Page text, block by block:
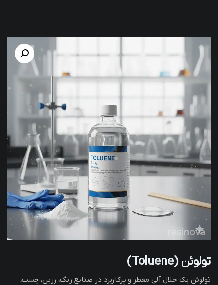
تولوئن (Toluene)
تولوئن یک حلال آلی معطر و پرکاربرد در صنایع رنگ، رزین، چسب،